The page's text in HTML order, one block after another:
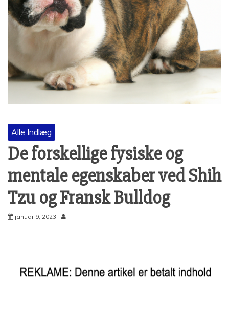
Alle Indlæg
De forskellige fysiske og
mentale egenskaber ved Shih
Tzu og Fransk Bulldog
januar 9, 2023